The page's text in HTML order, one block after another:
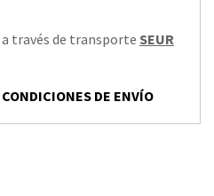
a través de transporte SEUR
DE ENVÍO